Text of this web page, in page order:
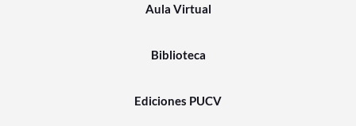
Aula Virtual
Biblioteca
Ediciones PUCV